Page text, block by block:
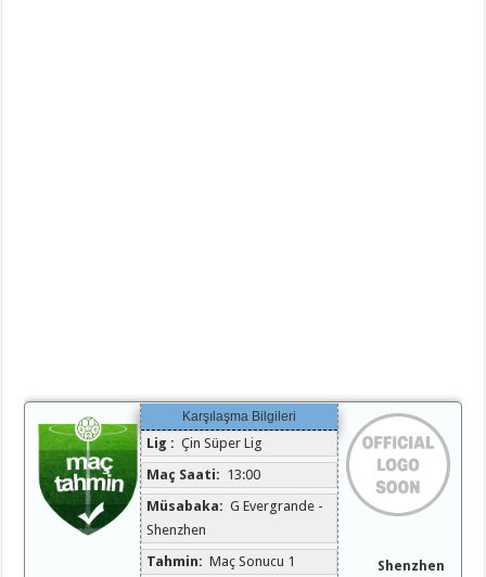
Karşılaşma Bilgileri
Lig : Çin Süper Lig
Maç Saati: 13:00
Müsabaka: G Evergrande -
Shenzhen
Tahmin: Maç Sonucu 1 Shenzhen